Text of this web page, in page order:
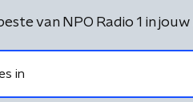
van NPO Radio 1 in